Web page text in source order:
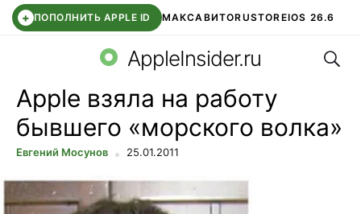
+ ПОПОЛНИТЬ APPLE ID МАКСАВИТОRUSTOREIOS 26.6
СБЕР КИДС ВТБ ОНЛАЙН ЧАТ В ROBLOX
AppleInsider.ru
Apple взяла на работу
бывшего «морского волка»
Евгений Мосунов 25.01.2011